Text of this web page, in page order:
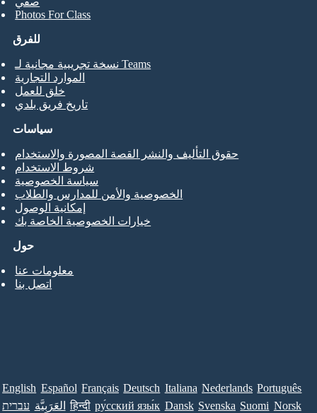
Photos For Class
للفرق
نسخة تجريبية مجانية لـ Teams
الموارد التجارية
خلق للعمل
تاريخ فريق بلدي
حول
معلومات عنا
اتصل بنا
سياسات
حقوق التأليف والنشر القصة المصورة والاستخدام
شروط الاستخدام
سياسة الخصوصية
الخصوصية والأمن للمدارس والطلاب
إمكانية الوصول
خيارات الخصوصية الخاصة بك
English Español Français Deutsch Italiana Nederlands Português
עברית العَرَبِيَّة हिन्दी ру́сский язы́к Dansk Svenska Suomi Norsk